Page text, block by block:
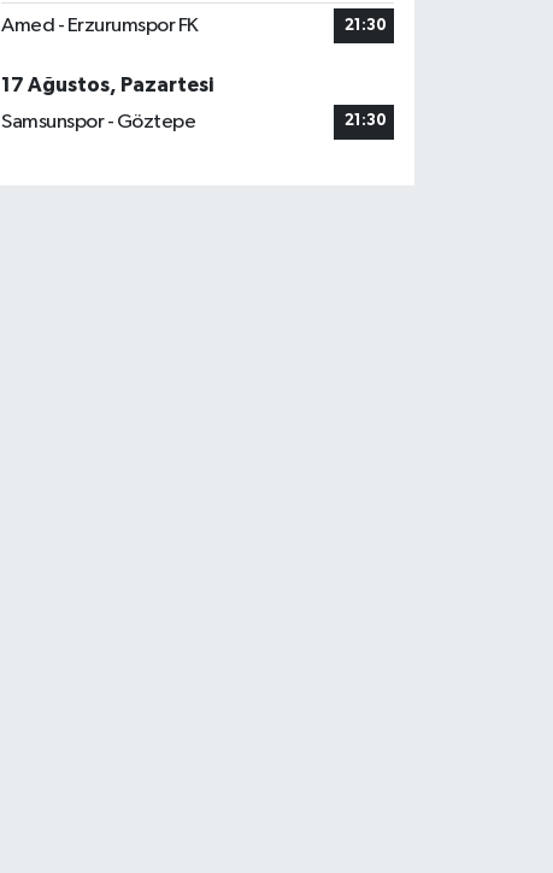
Amed - Erzurumspor FK 21:30
17 Ağustos, Pazartesi
Samsunspor - Göztepe
21:30